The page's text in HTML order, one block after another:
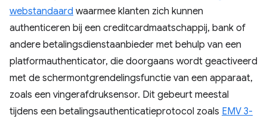
webstandaard waarmee klanten zich kunnen
authenticeren bij een creditcardmaatschappij, bank of
andere betalingsdienstaanbieder met behulp van een
platformauthenticator, die doorgaans wordt geactiveerd
met de schermontgrendelingsfunctie van een apparaat,
zoals een vingerafdruksensor. Dit gebeurt meestal
tijdens een betalingsauthenticatieprotocol zoals EMV 3-